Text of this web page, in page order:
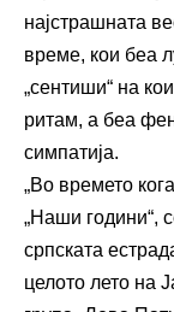
најстрашната
време, кои беа
„сентиши“ на
ритам, а беа
симпатија.
„Во времето
„Наши години“,
српската
целото лето на